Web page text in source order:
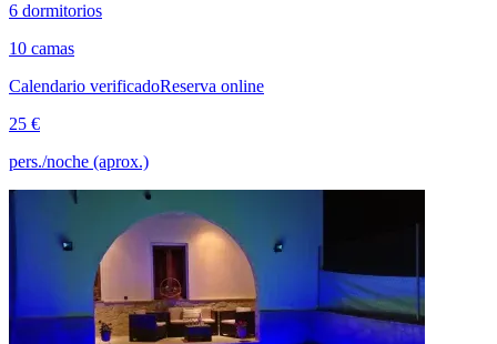
6 dormitorios
10 camas
Calendario verificadoReserva online
25 €
pers./noche (aprox.)